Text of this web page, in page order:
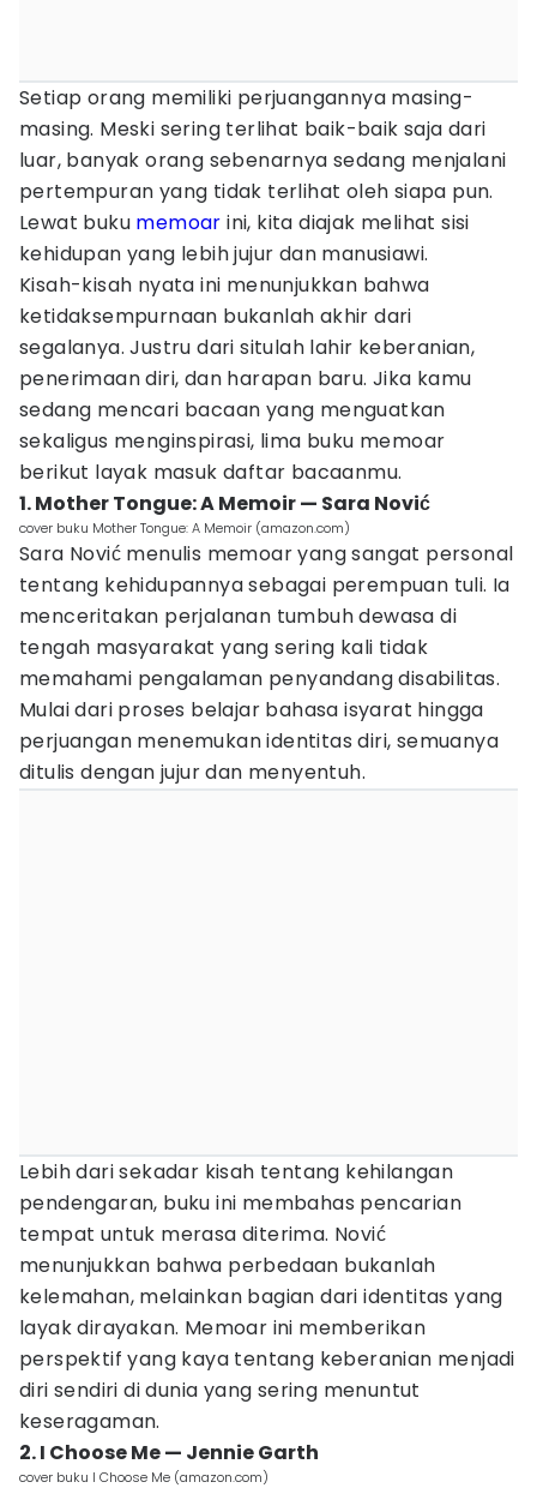
Setiap orang memiliki perjuangannya masing-
masing. Meski sering terlihat baik-baik saja dari
luar, banyak orang sebenarnya sedang menjalani
pertempuran yang tidak terlihat oleh siapa pun.
Lewat buku memoar ini, kita diajak melihat sisi
kehidupan yang lebih jujur dan manusiawi.
Kisah-kisah nyata ini menunjukkan bahwa
ketidaksempurnaan bukanlah akhir dari
segalanya. Justru dari situlah lahir keberanian,
penerimaan diri, dan harapan baru. Jika kamu
sedang mencari bacaan yang menguatkan
sekaligus menginspirasi, lima buku memoar
berikut layak masuk daftar bacaanmu.
1. Mother Tongue: A Memoir — Sara Nović
cover buku Mother Tongue: A Memoir (amazon.com)
Sara Nović menulis memoar yang sangat personal
tentang kehidupannya sebagai perempuan tuli. Ia
menceritakan perjalanan tumbuh dewasa di
tengah masyarakat yang sering kali tidak
memahami pengalaman penyandang disabilitas.
Mulai dari proses belajar bahasa isyarat hingga
perjuangan menemukan identitas diri, semuanya
ditulis dengan jujur dan menyentuh.
Lebih dari sekadar kisah tentang kehilangan
pendengaran, buku ini membahas pencarian
tempat untuk merasa diterima. Nović
menunjukkan bahwa perbedaan bukanlah
kelemahan, melainkan bagian dari identitas yang
layak dirayakan. Memoar ini memberikan
perspektif yang kaya tentang keberanian menjadi
diri sendiri di dunia yang sering menuntut
keseragaman.
2. I Choose Me — Jennie Garth
cover buku I Choose Me (amazon.com)